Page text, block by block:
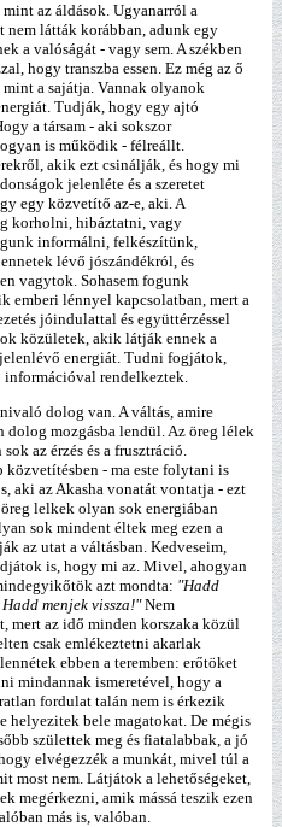
az áldások. Ugyanarról a
látták korábban, adunk egy
a valóságát - vagy sem. A székben
hogy transzba essen. Ez még az ő
a sajátja. Vannak olyanok
Tudják, hogy egy ajtó
a társam - aki sokszor
is működik - félreállt.
akik ezt csinálják, és hogy mi
jelenléte és a szeretet
egy közvetítő az-e, aki. A
korholni, hibáztatni, vagy
informálni, felkészítünk,
lévő jószándékról, és
vagytok. Sohasem fogunk
emberi lénnyel kapcsolatban, mert a
jóindulattal és együttérzéssel
közületek, akik látják ennek a
energiát. Tudni fogjátok,
rendelkeztek.
dolog van. A váltás, amire
mozgásba lendül. Az öreg lélek
az érzés és a frusztráció.
- ma este folytani is
aki az Akasha vonatát vontatja - ezt
lelkek olyan sok energiában
sok mindent éltek meg ezen a
az utat a váltásban. Kedveseim,
is, hogy mi az. Mivel, ahogyan
azt mondta: "Hadd
menjek vissza!"Nem
mert az idő minden korszaka közül
csak emlékeztetni akarlak
ebben a teremben: erőtöket
mindannak ismeretével, hogy a
fordulat talán nem is érkezik
helyezitek bele magatokat. De mégis
születtek meg és fiatalabbak, a jó
elvégezzék a munkát, mivel túl a
most nem. Látjátok a lehetőségeket,
megérkezni, amik mássá teszik ezen
más is, valóban.